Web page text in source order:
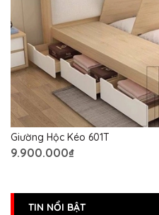
Giường Hộc Kéo 601T
9.900.000₫
TIN NỔI BẬT